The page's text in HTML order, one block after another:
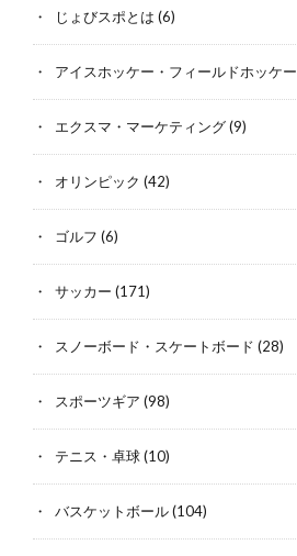
じょびスポとは (6)
アイスホッケー・フィールドホッケー
エクスマ・マーケティング(9)
オリンピック (42)
ゴルフ (6)
サッカー (171)
スノーボード・スケートボード (28)
スポーツギア (98)
テニス・卓球(10)
バスケットボール(104)